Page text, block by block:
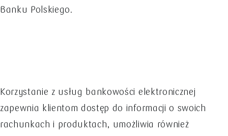
Banku Polskiego.
Korzystanie z usług bankowości elektronicznej
zapewnia klientom dostęp do informacji o swoich
rachunkach i produktach, umożliwia również